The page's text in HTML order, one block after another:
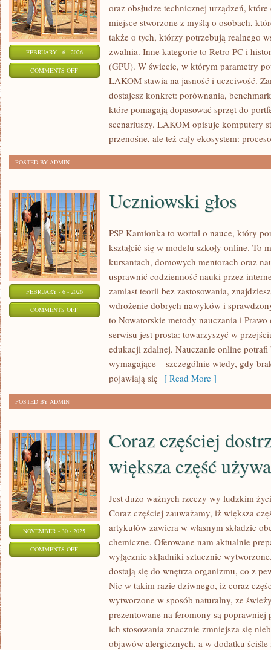
FEBRUARY - 6 - 2026
COMMENTS OFFON
TWÓRCÓW
oraz obsłudze technicznej urządzeń,
miejsce stworzone z myślą o osobach,
także o tych, którzy potrzebują realnego
zwalnia. Inne kategorie to Retro PC i
(GPU). W świecie, w którym parametry
LAKOM stawia na jasność i uczciwość.
dostajesz konkret: porównania,
które pomagają dopasować sprzęt do
scenariuszy. LAKOM opisuje komputery
przenośne, ale też cały ekosystem:
POSTED BY ADMIN
FEBRUARY - 6 - 2026
COMMENTS OFFON
UCZNIOWSKI
Uczniowski głos
PSP Kamionka to wortal o nauce, który
kształcić się w modelu szkoły online. To
kursantach, domowych mentorach oraz
usprawnić codzienność nauki przez
zamiast teorii bez zastosowania,
wdrożenie dobrych nawyków i
to Nowatorskie metody nauczania i
serwisu jest prosta: towarzyszyć w
edukacji zdalnej. Nauczanie online potrafi
wymagające – szczególnie wtedy, gdy
pojawiają się [ Read More ]
POSTED BY ADMIN
NOVEMBER - 30 - 2025
COMMENTS OFFON
Coraz częściej
większa część
Jest dużo ważnych rzeczy wy ludzkim
Coraz częściej zauważamy, iż większa
artykułów zawiera w własnym składzie
chemiczne. Oferowane nam aktualnie
wyłącznie składniki sztucznie
dostają się do wnętrza organizmu, co z
Nic w takim razie dziwnego, iż coraz
wytworzone w sposób naturalny, ze
prezentowane na feromony są poprawniej
ich stosowania znacznie zmniejsza się
objawów alergicznych, a w dodatku ściśle